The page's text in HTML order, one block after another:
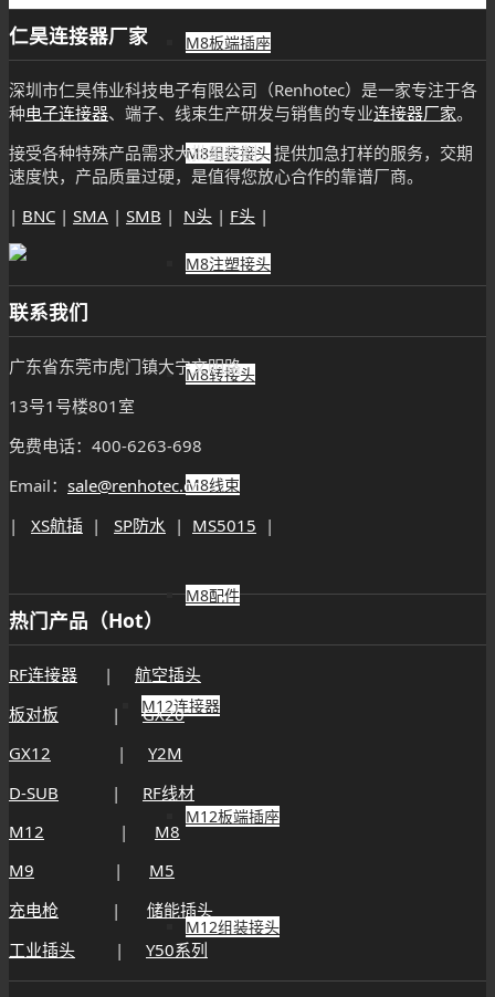
M8板端插座
M8组装接头
M8注塑接头
M8转接头
M8线束
M8配件
M12连接器
M12板端插座
M12组装接头
仁昊连接器厂家
深圳市仁昊伟业科技电子有限公司（Renhotec）是一家专注于各
种电子连接器、端子、线束生产研发与销售的专业连接器厂家。
接受各种特殊产品需求大批量定制，提供加急打样的服务，交期
速度快，产品质量过硬，是值得您放心合作的靠谱厂商。
| BNC | SMA | SMB | N头 | F头 |
联系我们
广东省东莞市虎门镇大宁文明路
13号1号楼801室
免费电话：400-6263-698
Email： sale@renhotec.cn
| XS航插 | SP防水 | MS5015 |
热门产品（Hot）
RF连接器 | 航空插头
板对板 |GX20
GX12 | Y2M
D-SUB | RF线材
M12 | M8
M9 | M5
充电枪 | 储能插头
工业插头 | Y50系列